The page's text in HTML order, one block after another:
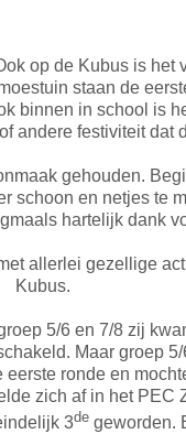
op de Kubus is het
staan de
binnen in school is
andere festiviteit dat
gehouden.
schoon en netjes te
hartelijk dank
allerlei gezellige
Kubus.
5/6 en 7/8 zij
Maar groep
ronde en
zich af in het PEC
3de geworden.